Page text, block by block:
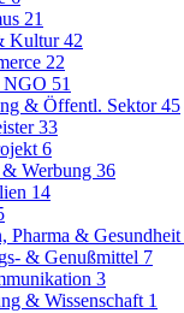
21
Kultur42
22
51
& Öffentl. Sektor45
33
6
Werbung 36
14
Pharma & Gesundheit
& Genußmittel 7
3
& Wissenschaft 1